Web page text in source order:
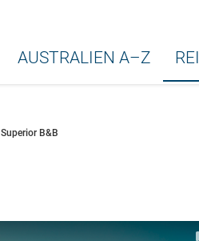
AUSTRALIEN A–Z
Superior B&B